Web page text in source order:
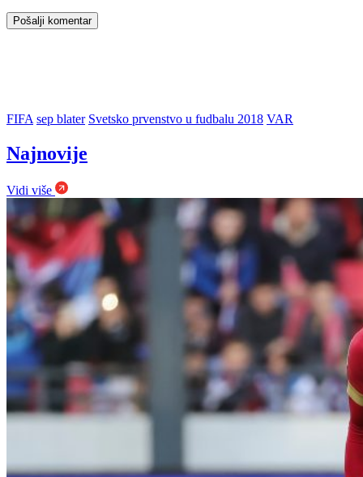
FIFA sep blater Svetsko prvenstvo u fudbalu 2018 VAR
Najnovije
Vidi više